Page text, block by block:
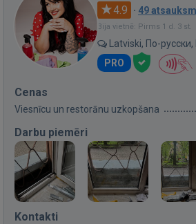
4.9 · 49
Bija vietnē: Pirms 1 d. 3 st.
Latviski, По-русски,
PRO
Cenas
Viesnīcu un restorānu uzkopšana
Darbu piemēri
Kontakti